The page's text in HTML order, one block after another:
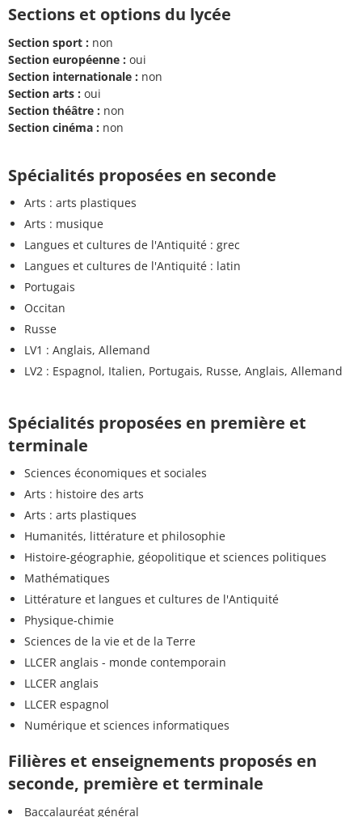
Sections et options du lycée
Section sport : non
Section européenne : oui
Section internationale : non
Section arts : oui
Section théâtre : non
Section cinéma : non
Spécialités proposées en seconde
Arts : arts plastiques
Arts : musique
Langues et cultures de l'Antiquité : grec
Langues et cultures de l'Antiquité : latin
Portugais
Occitan
Russe
LV1 : Anglais, Allemand
LV2 : Espagnol, Italien, Portugais, Russe, Anglais, Allemand
Spécialités proposées en première et
terminale
Sciences économiques et sociales
Arts : histoire des arts
Arts : arts plastiques
Humanités, littérature et philosophie
Histoire-géographie, géopolitique et sciences politiques
Mathématiques
Littérature et langues et cultures de l'Antiquité
Physique-chimie
Sciences de la vie et de la Terre
LLCER anglais - monde contemporain
LLCER anglais
LLCER espagnol
Numérique et sciences informatiques
Filières et enseignements proposés en
seconde, première et terminale
Baccalauréat général